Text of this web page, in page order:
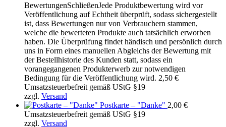
BewertungenSchließenJede Produktbewertung wird vor
Veröffentlichung auf Echtheit überprüft, sodass sichergestellt
ist, dass Bewertungen nur von Verbrauchern stammen,
welche die bewerteten Produkte auch tatsächlich erworben
haben. Die Überprüfung findet händisch und persönlich durch
uns in Form eines manuellen Abgleichs der Bewertung mit
der Bestellhistorie des Kunden statt, sodass ein
vorangegangenen Produkterwerb zur notwendigen
Bedingung für die Veröffentlichung wird. 2,50 €
Umsatzsteuerbefreit gemäß UStG §19
zzgl. Versand
Postkarte – "Danke" 2,00 €
Umsatzsteuerbefreit gemäß UStG §19
zzgl. Versand